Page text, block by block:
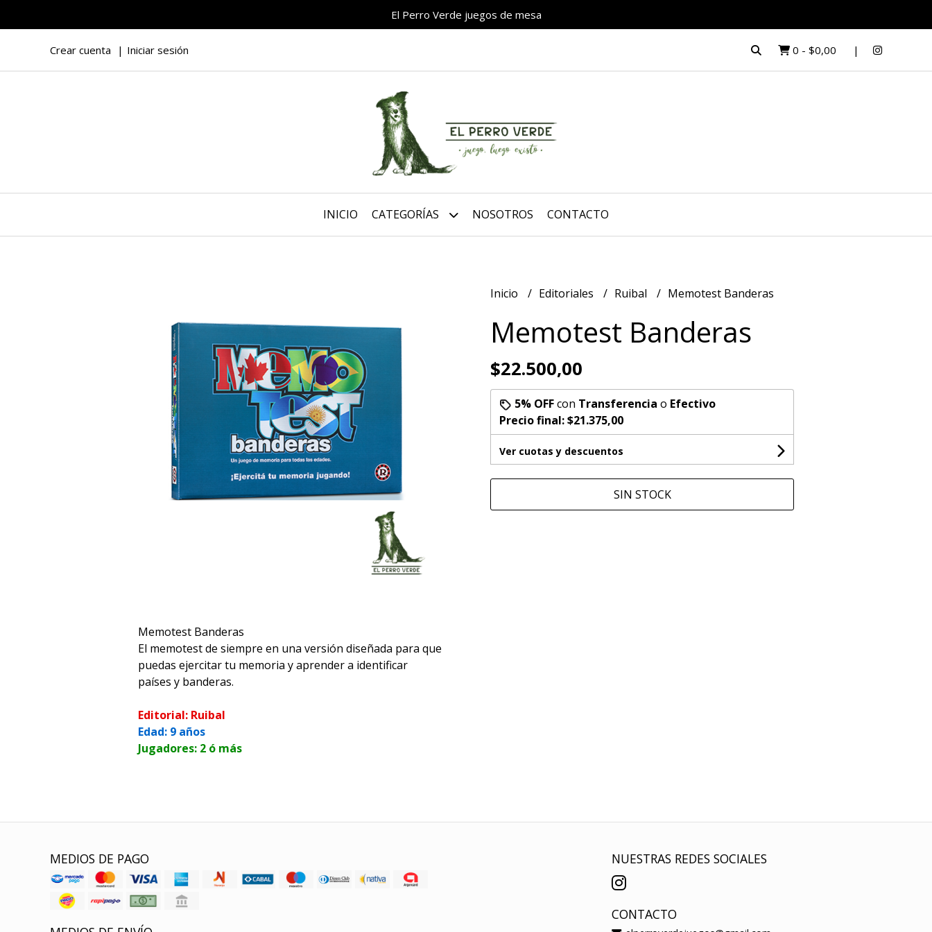
El Perro Verde juegos de mesa
Crear cuenta Iniciar sesión 0 - $0,00
INICIO CATEGORÍAS NOSOTROS CONTACTO
Memotest Banderas
El memotest de siempre en una versión diseñada para que
puedas ejercitar tu memoria y aprender a identificar
países y banderas.
Editorial: Ruibal
Edad: 9 años
Jugadores: 2 ó más
Inicio Editoriales Ruibal Memotest Banderas
Memotest Banderas
$22.500,00
5% OFFcon Transferencia o Efectivo
Precio final:$21.375,00
Ver cuotas y descuentos
SIN STOCK
MEDIOS DE PAGO NUESTRAS REDES SOCIALES
CONTACTO